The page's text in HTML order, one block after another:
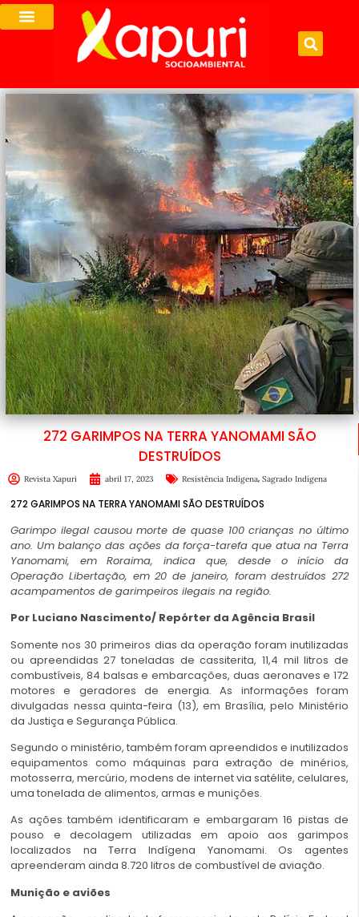
272 GARIMPOS NA TERRA YANOMAMI SÃO
DESTRUÍDOS
Revista Xapuri abril 17, 2023 Resistência Indígena, Sagrado Indígena
272 GARIMPOS NA TERRA YANOMAMI SÃO DESTRUÍDOS
Garimpo ilegal causou morte de quase 100 crianças no último
ano. Um balanço das ações da força-tarefa que atua na Terra
Yanomami, em Roraima, indica que, desde o início da
Operação Libertação, em 20 de janeiro, foram destruídos 272
acampamentos de garimpeiros ilegais na região.
Por Luciano Nascimento/ Repórter da Agência Brasil
Somente nos 30 primeiros dias da operação foram inutilizadas
ou apreendidas 27 toneladas de cassiterita, 11,4 mil litros de
combustíveis, 84 balsas e embarcações, duas aeronaves e 172
motores e geradores de energia. As informações foram
divulgadas nessa quinta-feira (13), em Brasília, pelo Ministério
da Justiça e Segurança Pública.
Segundo o ministério, também foram apreendidos e inutilizados
equipamentos como máquinas para extração de minérios,
motosserra, mercúrio, modens de internet via satélite, celulares,
uma tonelada de alimentos, armas e munições.
As ações também identificaram e embargaram 16 pistas de
pouso e decolagem utilizadas em apoio aos garimpos
localizados na Terra Indígena Yanomami. Os agentes
apreenderam ainda 8.720 litros de combustível de aviação.
Munição e aviões